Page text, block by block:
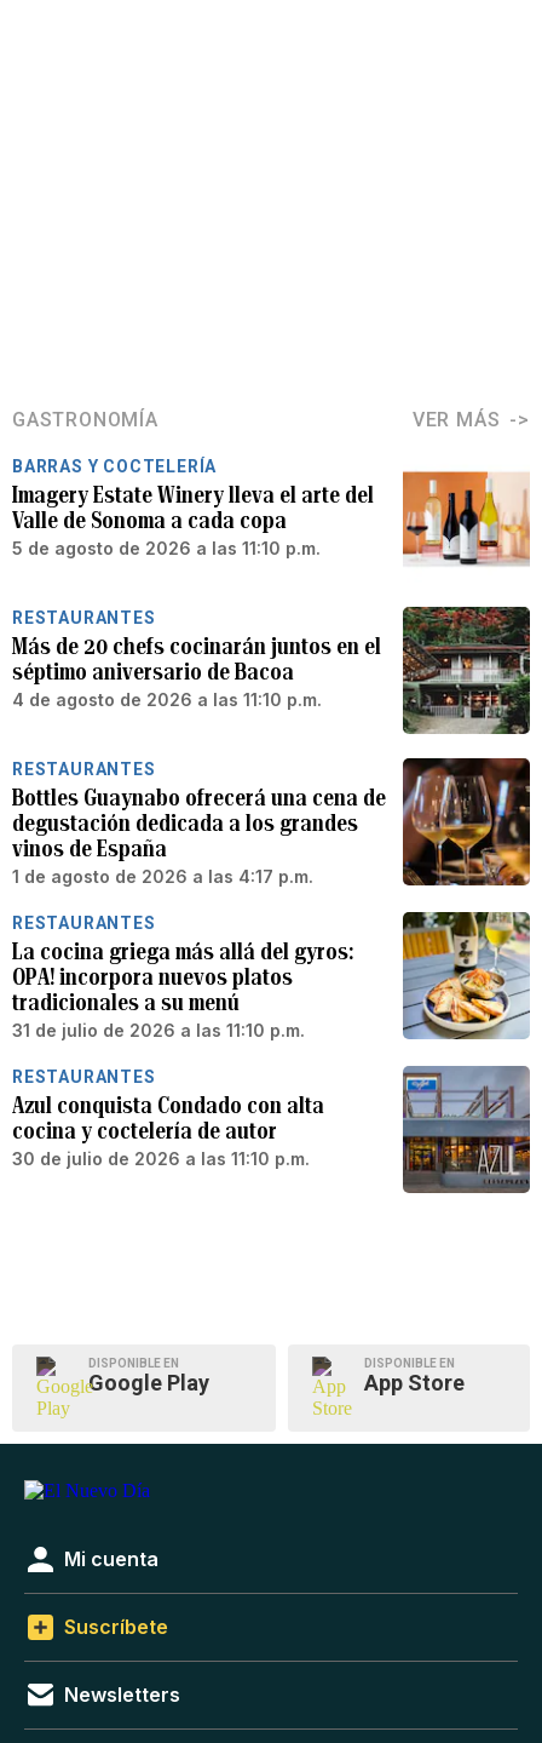
GASTRONOMÍA VER MÁS
BARRAS Y COCTELERÍA
Imagery Estate Winery lleva el arte del
Valle de Sonoma a cada copa
5 de agosto de 2026 a las 11:10 p.m.
RESTAURANTES
Más de 20 chefs cocinarán juntos en el
séptimo aniversario de Bacoa
4 de agosto de 2026 a las 11:10 p.m.
RESTAURANTES
Bottles Guaynabo ofrecerá una cena de
degustación dedicada a los grandes
vinos de España
1 de agosto de 2026 a las 4:17 p.m.
RESTAURANTES
La cocina griega más allá del gyros:
OPA! incorpora nuevos platos
tradicionales a su menú
31 de julio de 2026 a las 11:10 p.m.
RESTAURANTES
Azul conquista Condado con alta
cocina y coctelería de autor
30 de julio de 2026 a las 11:10 p.m.
DISPONIBLE EN
Google Play
DISPONIBLE EN
App Store
Mi cuenta
Suscríbete
Newsletters